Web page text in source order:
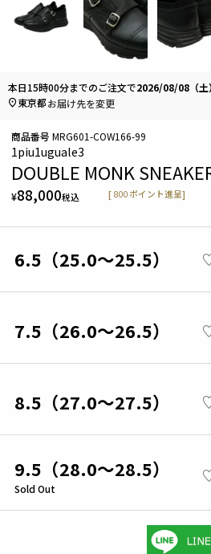
1piu1uguale3
DOUBLE MONK SNEAKER
¥88,000税込 [ 800 ポイント進呈]
商品番号 MRG601-COW166-99
本日15時00分までのご注文で2026/08/08（土）
東京都お届け先を変更
6.5（25.0～25.5）
7.5（26.0～26.5）
8.5（27.0～27.5）
9.5（28.0～28.5）
Sold Out